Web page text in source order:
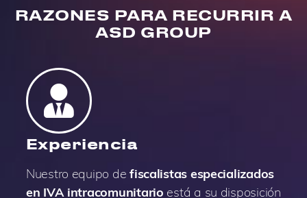
RAZONES PARA RECURRIR A
ASD GROUP
Experiencia
Nuestro equipo defiscalistas especializados
en IVA intracomunitario está a su disposición